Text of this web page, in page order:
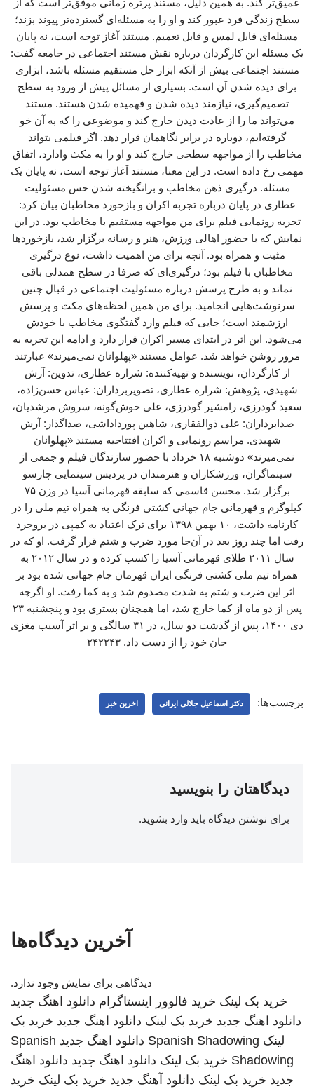
عمیق‌تر کند. به همین دلیل، مستند پرتره زمانی موفق‌تر است که از
سطح زندگی فرد عبور کند و او را به مسئله‌ای گسترده‌تر پیوند بزند؛
مسئله‌ای قابل لمس و قابل تعمیم. مستند آغاز توجه است، نه پایان
یک مسئله این کارگردان درباره نقش مستند اجتماعی در جامعه گفت:
مستند اجتماعی بیش از آنکه ابزار حل مستقیم مسئله باشد، ابزاری
برای دیده شدن آن است. بسیاری از مسائل پیش از ورود به سطح
تصمیم‌گیری، نیازمند دیده شدن و فهمیده شدن هستند. مستند
می‌تواند ما را از عادت دیدن خارج کند و موضوعی را که به آن خو
گرفته‌ایم، دوباره در برابر نگاهمان قرار دهد. اگر فیلمی بتواند
مخاطب را از مواجهه سطحی خارج کند و او را به مکث وادارد، اتفاق
مهمی رخ داده است. در این معنا، مستند آغاز توجه است، نه پایان یک
مسئله. درگیری ذهن مخاطب و برانگیخته شدن حس مسئولیت
عطاری در پایان درباره تجربه اکران و بازخورد مخاطبان بیان کرد:
تجربه رونمایی فیلم برای من مواجهه مستقیم با مخاطب بود. در این
نمایش که با حضور اهالی ورزش، هنر و رسانه برگزار شد، بازخوردها
مثبت و همراه بود. آنچه برای من اهمیت داشت، نوع درگیری
مخاطبان با فیلم بود؛ درگیری‌ای که صرفا در سطح همدلی باقی
نماند و به طرح پرسش درباره مسئولیت اجتماعی در قبال چنین
سرنوشت‌هایی انجامید. برای من همین لحظه‌های مکث و پرسش
ارزشمند است؛ جایی که فیلم وارد گفتگوی مخاطب با خودش
می‌شود. این اثر در ابتدای مسیر اکران قرار دارد و ادامه این تجربه به
مرور روشن خواهد شد. عوامل مستند «پهلوانان نمی‌میرند» عبارتند
از کارگردان، نویسنده و تهیه‌کننده: شراره عطاری، تدوین: آرش
شهیدی، پژوهش: شراره عطاری، تصویربرداران: عباس حسن‌زاده،
سعید گودرزی، رامشیر گودرزی، علی خوش‌گونه، سروش مرشدیان،
صدابرداران: علی ذوالفقاری، شاهین پورداداشی، صداگذار: آرش
شهیدی. مراسم رونمایی و اکران افتتاحیه مستند «پهلوانان
نمی‌میرند» دوشنبه ۱۸ خرداد با حضور سازندگان فیلم و جمعی از
سینماگران، ورزشکاران و هنرمندان در پردیس سینمایی چارسو
برگزار شد. محسن قاسمی که سابقه قهرمانی آسیا در وزن ۷۵
کیلوگرم و قهرمانی جام جهانی کشتی فرنگی به همراه تیم ملی را در
کارنامه داشت، ۱۰ بهمن ۱۳۹۸ برای ترک اعتیاد به کمپی در بروجرد
رفت اما چند روز بعد در آن‌جا مورد ضرب و شتم قرار گرفت. او که در
سال ۲۰۱۱ طلای قهرمانی آسیا را کسب کرده و در سال ۲۰۱۲ به
همراه تیم ملی کشتی فرنگی ایران قهرمان جام جهانی شده بود بر
اثر این ضرب و شتم به شدت مصدوم شد و به کما رفت. او اگرچه
پس از دو ماه از کما خارج شد، اما همچنان بستری بود و پنجشنبه ۲۳
دی ۱۴۰۰، پس از گذشت دو سال، در ۳۱ سالگی و بر اثر آسیب مغزی
جان خود را از دست داد. ۲۴۲۲۴۳
برچسب‌ها: دکتر اسماعیل جلالی ایرانی اخرین خبر
دیدگاهتان را بنویسید
برای نوشتن دیدگاه باید وارد بشوید.
آخرین دیدگاه‌ها
دیدگاهی برای نمایش وجود ندارد.
خرید بک لینک خرید فالوور اینستاگرام دانلود اهنگ جدید
دانلود اهنگ جدید خرید بک لینک دانلود اهنگ جدید خرید بک
لینک Spanish Shadowing دانلود اهنگ جدید Spanish
Shadowing خرید بک لینک دانلود اهنگ جدید دانلود اهنگ
جدید خرید بک لینک دانلود آهنگ جدید خرید بک لینک خرید